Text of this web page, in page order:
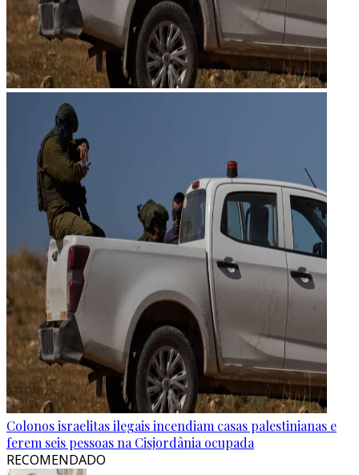
Colonos israelitas ilegais incendiam casas palestinianas e
ferem seis pessoas na Cisjordânia ocupada
RECOMENDADO